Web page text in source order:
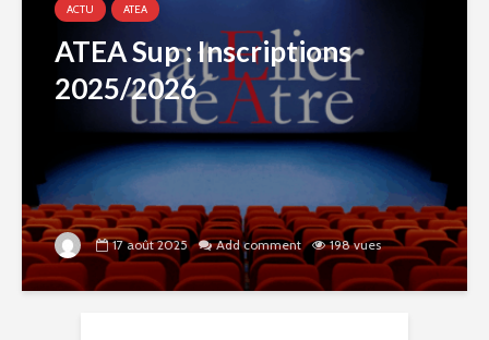
ACTU ATEA
ATEA Sup : Inscriptions
2025/2026
17 août 2025 Add comment 198 vues